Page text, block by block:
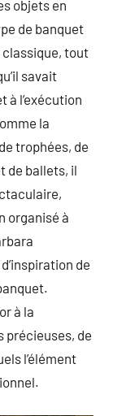
objets en
de banquet
classique, tout
savait
à l’exécution
la
trophées, de
de ballets, il
organisé à
de
à la
précieuses, de
l’élément